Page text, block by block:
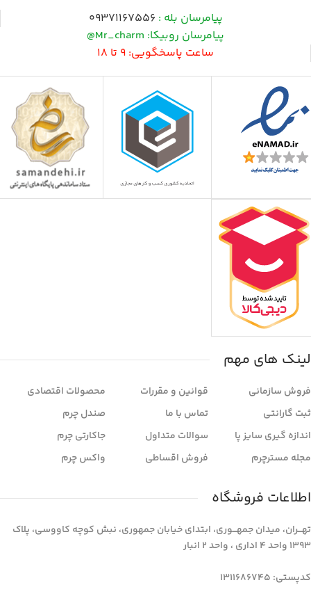
پیامرسان بله : 09371167556
پیامرسان روبیکا: Mr_charm@
ساعت پاسخگویی: 9 تا 18
لینک های مهم
فروش سازمانی
ثبت گارانتی
اندازه گیری سایز پا
مجله مسترچرم
قوانین و مقررات
تماس با ما
سوالات متداول
فروش اقساطی
محصولات اقتصادی
صندل چرم
جاکارتی چرم
واکس چرم
اطلاعات فروشگاه
تهـــران، میدان جمهـــوری، ابتدای خیابان جمهوری، نبش کوچه کاووسی، پلاک
1393 واحد 4 اداری ، واحد 2 انبار
کدپستی: 1311686745